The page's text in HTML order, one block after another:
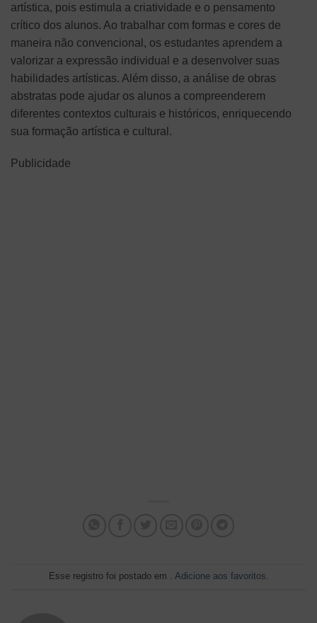
artística, pois estimula a criatividade e o pensamento
crítico dos alunos. Ao trabalhar com formas e cores de
maneira não convencional, os estudantes aprendem a
valorizar a expressão individual e a desenvolver suas
habilidades artísticas. Além disso, a análise de obras
abstratas pode ajudar os alunos a compreenderem
diferentes contextos culturais e históricos, enriquecendo
sua formação artística e cultural.
Publicidade
Esse registro foi postado em . Adicione aos favoritos